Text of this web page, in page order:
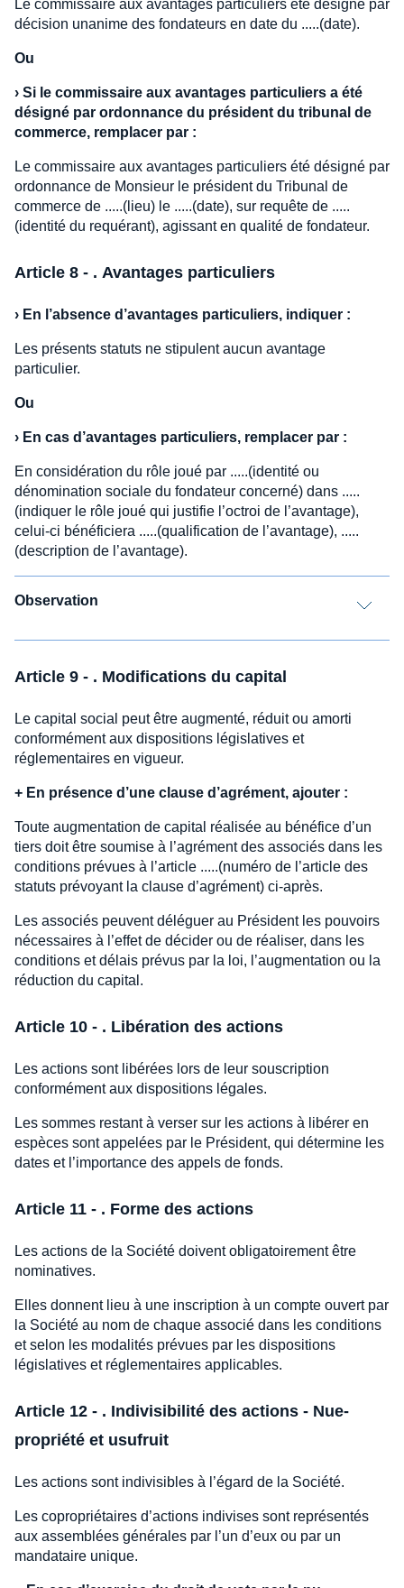
Le commissaire aux avantages particuliers été désigné par
décision unanime des fondateurs en date du .....(date).
Ou
› Si le commissaire aux avantages particuliers a été
désigné par ordonnance du président du tribunal de
commerce, remplacer par :
Le commissaire aux avantages particuliers été désigné par
ordonnance de Monsieur le président du Tribunal de
commerce de .....(lieu) le .....(date), sur requête de .....
(identité du requérant), agissant en qualité de fondateur.
Article 8 - . Avantages particuliers
› En l’absence d’avantages particuliers, indiquer :
Les présents statuts ne stipulent aucun avantage
particulier.
Ou
› En cas d’avantages particuliers, remplacer par :
En considération du rôle joué par .....(identité ou
dénomination sociale du fondateur concerné) dans .....
(indiquer le rôle joué qui justifie l’octroi de l’avantage),
celui-ci bénéficiera .....(qualification de l’avantage), .....
(description de l’avantage).
Observation
Article 9 - . Modifications du capital
Le capital social peut être augmenté, réduit ou amorti
conformément aux dispositions législatives et
réglementaires en vigueur.
+ En présence d’une clause d’agrément, ajouter :
Toute augmentation de capital réalisée au bénéfice d’un
tiers doit être soumise à l’agrément des associés dans les
conditions prévues à l’article .....(numéro de l’article des
statuts prévoyant la clause d’agrément) ci-après.
Les associés peuvent déléguer au Président les pouvoirs
nécessaires à l’effet de décider ou de réaliser, dans les
conditions et délais prévus par la loi, l’augmentation ou la
réduction du capital.
Article 10 - . Libération des actions
Les actions sont libérées lors de leur souscription
conformément aux dispositions légales.
Les sommes restant à verser sur les actions à libérer en
espèces sont appelées par le Président, qui détermine les
dates et l’importance des appels de fonds.
Article 11 - . Forme des actions
Les actions de la Société doivent obligatoirement être
nominatives.
Elles donnent lieu à une inscription à un compte ouvert par
la Société au nom de chaque associé dans les conditions
et selon les modalités prévues par les dispositions
législatives et réglementaires applicables.
Article 12 - . Indivisibilité des actions - Nue-
propriété et usufruit
Les actions sont indivisibles à l’égard de la Société.
Les copropriétaires d’actions indivises sont représentés
aux assemblées générales par l’un d’eux ou par un
mandataire unique.